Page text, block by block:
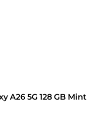
A26 5G 128 GB Mint